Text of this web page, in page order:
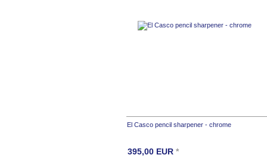
El Casco pencil sharpener - chrome
395,00 EUR *